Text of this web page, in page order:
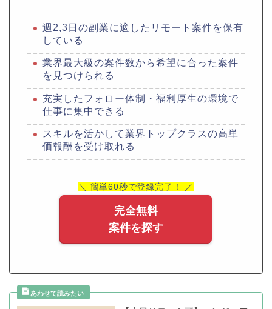
週2,3日の副業に適したリモート案件を保有
している
業界最大級の案件数から希望に合った案件
を見つけられる
充実したフォロー体制・福利厚生の環境で
仕事に集中できる
スキルを活かして業界トップクラスの高単
価報酬を受け取れる
＼ 簡単60秒で登録完了！ ／
完全無料
案件を探す